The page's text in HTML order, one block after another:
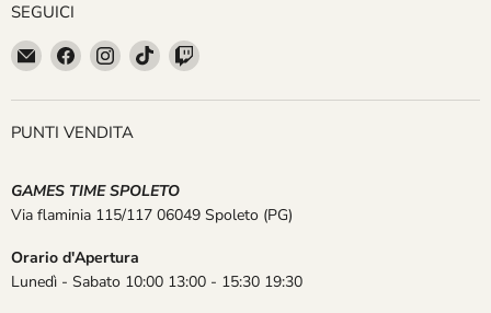
SEGUICI
Email
GAMES
TIME
SPOLETO
Trovaci
Facebook
Trovaci
Instagram
Trovaci
TikTok
Trovaci
Twitch
PUNTI VENDITA
GAMES TIME SPOLETO
Via flaminia 115/117 06049 Spoleto (PG)
Orario d'Apertura
Lunedì - Sabato 10:00 13:00 - 15:30 19:30